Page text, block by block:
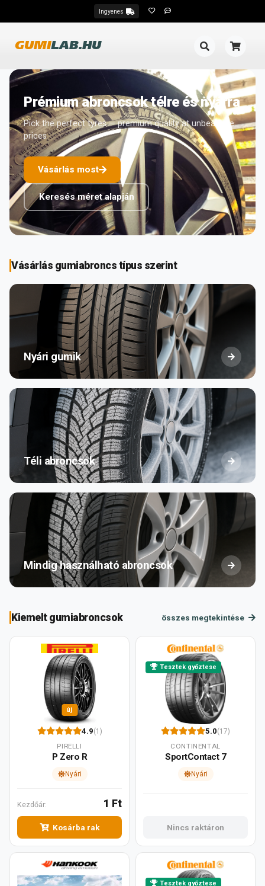
Ingyenes
GUMILAB.HU
Prémium abroncsok télre és nyárra
Pick the perfect tyres — premium quality at unbeatable
prices
Vásárlás most
Keresés méret alapján
Vásárlás gumiabroncs típus szerint
Nyári gumik
Téli abroncsok
Mindig használható abroncsok
Kiemelt gumiabroncsok összes megtekintése
új
4.9(1)
PIRELLI
P Zero R
Nyári
Kezdőár: 1 Ft
Kosárba rak
Tesztek győztese
5.0(17)
CONTINENTAL
SportContact 7
Nyári
Nincs raktáron
Tesztek győztese